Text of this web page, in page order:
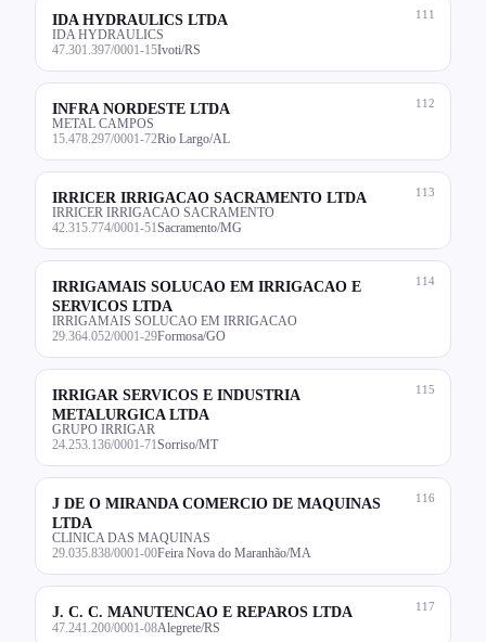
111
IDA HYDRAULICS LTDA
IDA HYDRAULICS
47.301.397/0001-15Ivoti/RS
112
INFRA NORDESTE LTDA
METAL CAMPOS
15.478.297/0001-72Rio Largo/AL
113
IRRICER IRRIGACAO SACRAMENTO LTDA
IRRICER IRRIGACAO SACRAMENTO
42.315.774/0001-51 Sacramento/MG
114
IRRIGAMAIS SOLUCAO EM IRRIGACAO E
SERVICOS LTDA
IRRIGAMAIS SOLUCAO EM IRRIGACAO
29.364.052/0001-29Formosa/GO
115
IRRIGAR SERVICOS E INDUSTRIA
METALURGICA LTDA
GRUPO IRRIGAR
24.253.136/0001-71 Sorriso/MT
116
J DE O MIRANDA COMERCIO DE MAQUINAS
LTDA
CLINICA DAS MAQUINAS
29.035.838/0001-00Feira Nova do Maranhão/MA
117
J. C. C. MANUTENCAO E REPAROS LTDA
47.241.200/0001-08Alegrete/RS